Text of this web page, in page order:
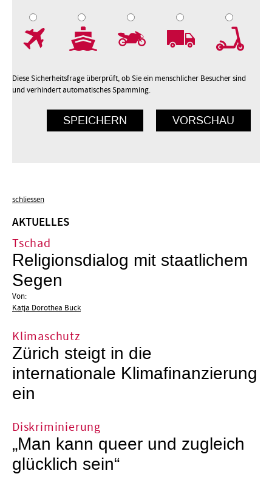
Diese Sicherheitsfrage überprüft, ob Sie ein menschlicher Besucher sind
und verhindert automatisches Spamming.
schliessen
AKTUELLES
Tschad
Religionsdialog mit staatlichem
Segen
Von:
Katja Dorothea Buck
Klimaschutz
Zürich steigt in die
internationale Klimafinanzierung
ein
Diskriminierung
„Man kann queer und zugleich
glücklich sein“